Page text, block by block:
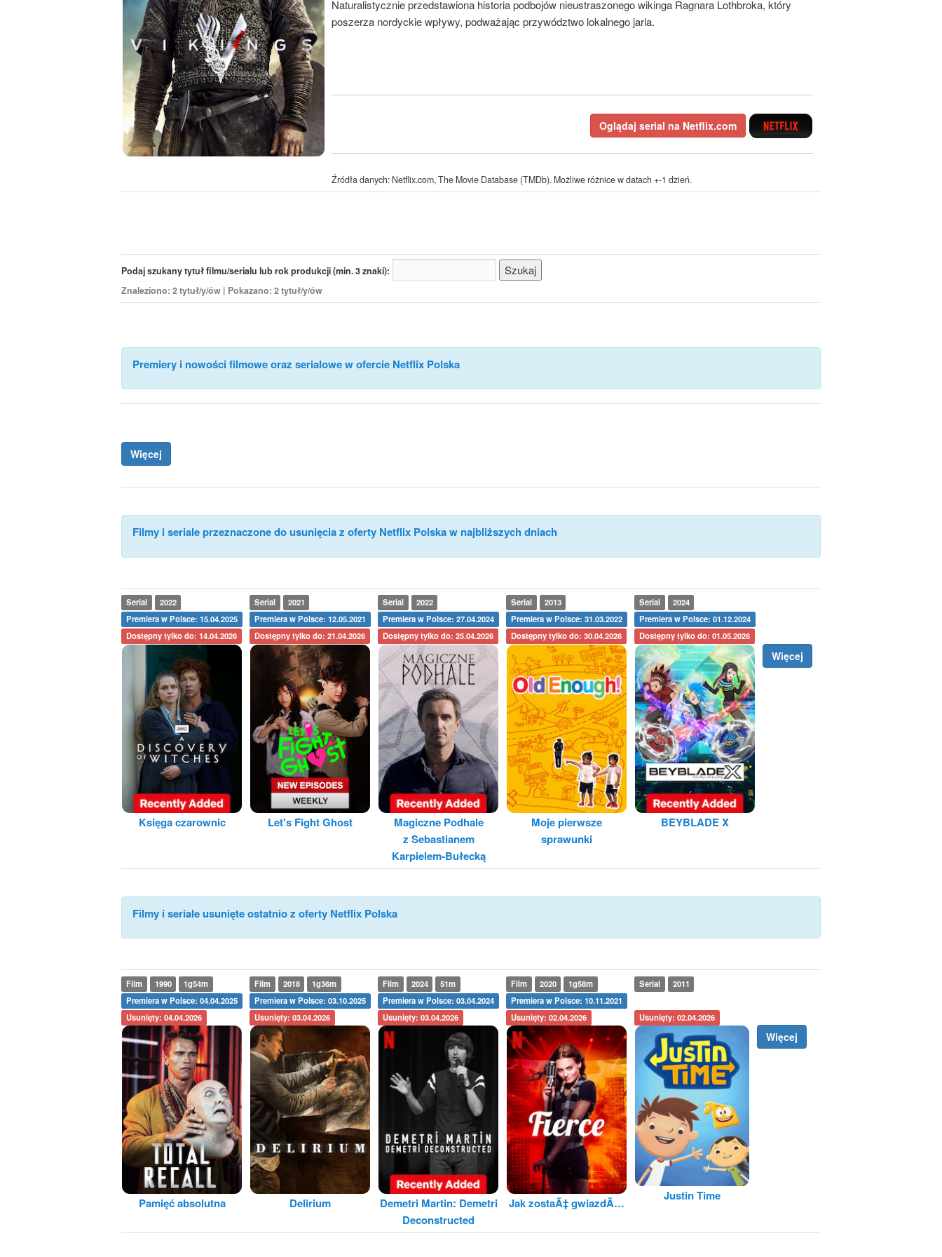
Naturalistycznie przedstawiona historia podbojów nieustraszonego wikinga Ragnara Lothbroka, który
poszerza nordyckie wpływy, podważając przywództwo lokalnego jarla.
Oglądaj serial na Netflix.com
Źródła danych: Netflix.com, The Movie Database (TMDb). Możliwe różnice w datach +-1 dzień.
Podaj szukany tytuł filmu/serialu lub rok produkcji (min. 3 znaki):
Znaleziono: 2 tytuł/y/ów | Pokazano: 2 tytuł/y/ów
Premiery i nowości filmowe oraz serialowe w ofercie Netflix Polska
Więcej
Filmy i seriale przeznaczone do usunięcia z oferty Netflix Polska w najbliższych dniach
Serial
2022
Premiera w Polsce: 15.04.2025
Dostępny tylko do: 14.04.2026
Księga czarownic
Serial
2021
Premiera w Polsce: 12.05.2021
Dostępny tylko do: 21.04.2026
Let's Fight Ghost
Serial
2022
Premiera w Polsce: 27.04.2024
Dostępny tylko do: 25.04.2026
Magiczne Podhale
z Sebastianem
Karpielem-Bułecką
Serial
2013
Premiera w Polsce: 31.03.2022
Dostępny tylko do: 30.04.2026
Moje pierwsze
sprawunki
Serial
2024
Premiera w Polsce: 01.12.2024
Dostępny tylko do: 01.05.2026
BEYBLADE X
Więcej
Filmy i seriale usunięte ostatnio z oferty Netflix Polska
Film 1990
1g54m
Premiera w Polsce: 04.04.2025
Usunięty: 04.04.2026
Pamięć absolutna
Film 2018
1g36m
Premiera w Polsce: 03.10.2025
Usunięty: 03.04.2026
Delirium
Film 2024
51m
Premiera w Polsce: 03.04.2024
Usunięty: 03.04.2026
Demetri Martin: Demetri
Deconstructed
Film 2020
1g58m
Premiera w Polsce: 10.11.2021
Usunięty: 02.04.2026
Jak zostaÄ‡ gwiazdÄ…
Serial 2011
Usunięty: 02.04.2026
Justin Time
Więcej